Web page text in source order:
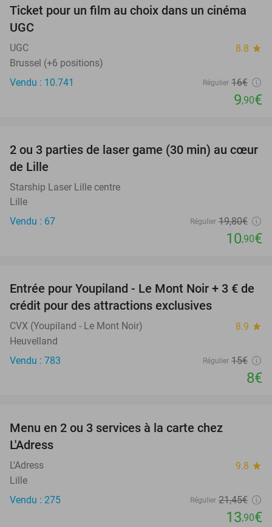
38%
Ticket pour un film au choix dans un cinéma
UGC
UGC 8.8 star
Brussel (+6 positions)
Vendu : 10.741
Régulier 16€
9,90€
45%
2 ou 3 parties de laser game (30 min) au cœur
de Lille
Starship Laser Lille centre
Lille
Vendu : 67
Régulier 19,80€
10,90€
47%
Entrée pour Youpiland - Le Mont Noir + 3 € de
crédit pour des attractions exclusives
CVX (Youpiland - Le Mont Noir) 8.9 star
Heuvelland
Vendu : 783
Régulier 15€
8€
Menu en 2 ou 3 services à la carte chez
L'Adress
L'Adress 9.8 star
Lille
Vendu : 275
Régulier 21,45€
13,90€